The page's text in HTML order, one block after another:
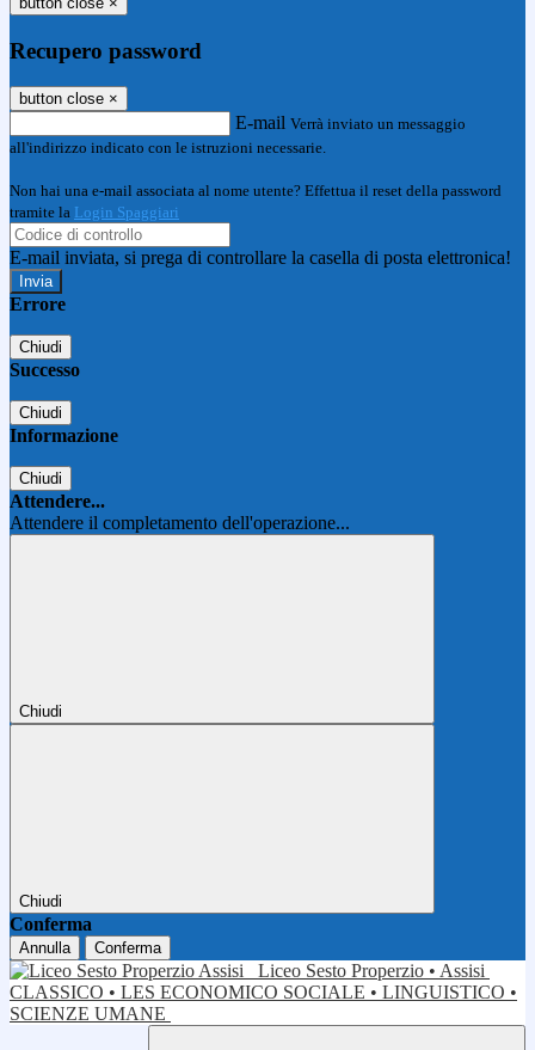
Recupero password
button close ×
E-mail Verrà inviato un messaggio
all'indirizzo indicato con le istruzioni necessarie.
Non hai una e-mail associata al nome utente? Effettua il reset della password
tramite la Login Spaggiari
E-mail inviata, si prega di controllare la casella di posta elettronica!
Errore
Chiudi
Successo
Chiudi
Informazione
Chiudi
Attendere...
Attendere il completamento dell'operazione...
Chiudi
Chiudi
Conferma
Annulla Conferma
Liceo Sesto Properzio • Assisi
CLASSICO • LES ECONOMICO SOCIALE • LINGUISTICO •
SCIENZE UMANE